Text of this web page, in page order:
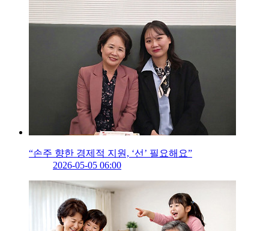
“손주 향한 경제적 지원, ‘선’ 필요해요”
2026-05-05 06:00